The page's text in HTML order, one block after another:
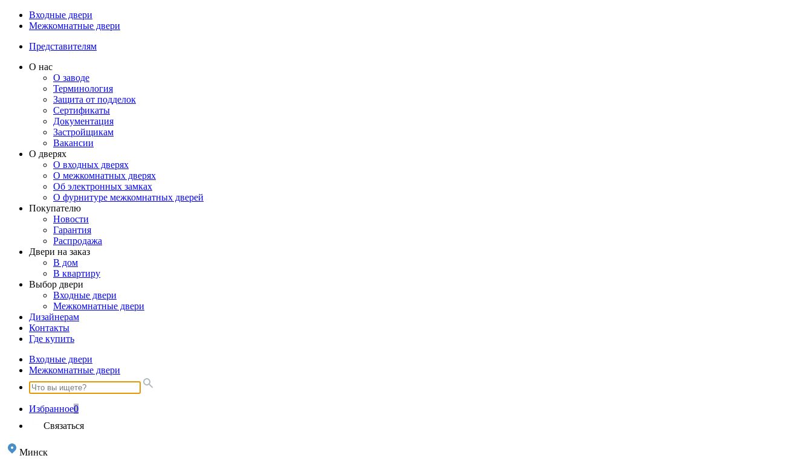
Входные двери
Межкомнатные двери
Представителям
О нас
О заводе
Терминология
Защита от подделок
Сертификаты
Документация
Застройщикам
Вакансии
О дверях
О входных дверях
О межкомнатных дверях
Об электронных замках
О фурнитуре межкомнатных дверей
Покупателю
Новости
Гарантия
Распродажа
Двери на заказ
В дом
В квартиру
Выбор двери
Входные двери
Межкомнатные двери
Дизайнерам
Контакты
Где купить
Входные двери
Межкомнатные двери
Избранное0
Связаться
Минск